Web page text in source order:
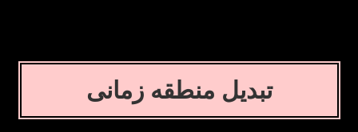
تبدیل منطقه زمانی